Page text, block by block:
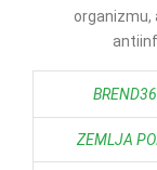
organizmu,
ZEMLJA